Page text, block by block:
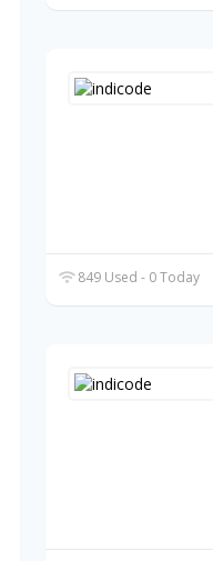
849 Used - 0 Today